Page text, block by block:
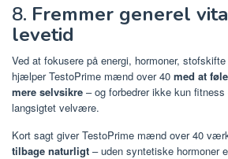
8. Fremmer generel
levetid
Ved at fokusere på energi, hormoner,
hjælper TestoPrime mænd over 40 med at
mere selvsikre – og forbedrer ikke kun
langsigtet velvære.
Kort sagt giver TestoPrime mænd over 40
tilbage naturligt – uden syntetiske hormoner